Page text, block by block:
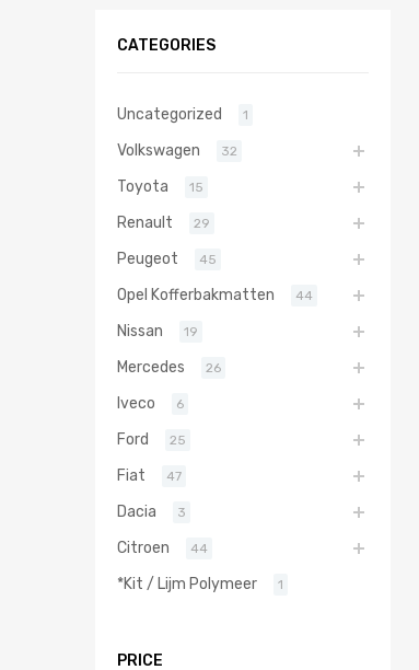
CATEGORIES
Uncategorized 1
Volkswagen 32
Toyota 15
Renault 29
Peugeot 45
Opel Kofferbakmatten 44
Nissan 19
Mercedes 26
Iveco 6
Ford 25
Fiat 47
Dacia 3
Citroen 44
*Kit / Lijm Polymeer 1
PRICE